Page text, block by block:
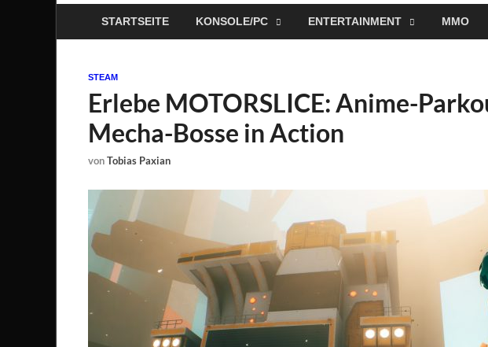
STARTSEITE KONSOLE/PC ENTERTAINMENT MMO
STEAM
Erlebe MOTORSLICE: Anime-
Mecha-Bosse in Action
vonTobias Paxian